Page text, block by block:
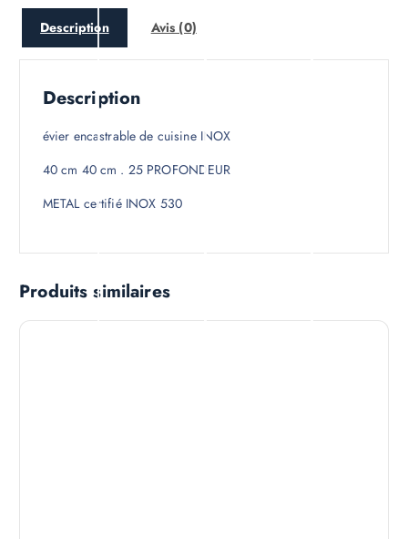
Description Avis (0)
Description
évier encastrable de cuisine INOX
40 cm 40 cm . 25 PROFONDEUR
METAL certifié INOX 530
Produits similaires